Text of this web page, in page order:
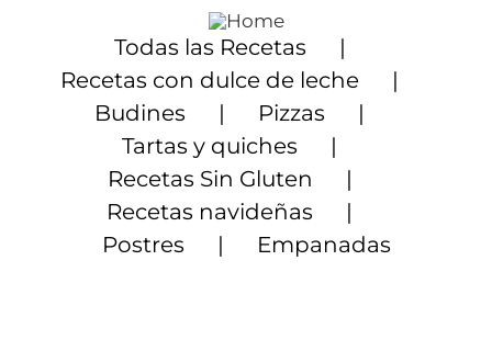
contenido
Todas las Recetas
Recetas con dulce de leche
Budines
Pizzas
Tartas y quiches
Recetas Sin Gluten
Recetas navideñas
Postres
Empanadas